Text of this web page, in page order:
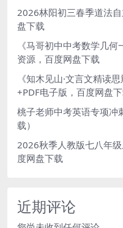
2026林阳初三春季道法自
盘下载
《马哥初中中考数学几
资源，百度网盘下载
《知木见山·文言文精读
+PDF电子版，百度网盘
桃子老师中考英语专项冲
载）
2026秋季人教版七八年
度网盘下载
近期评论